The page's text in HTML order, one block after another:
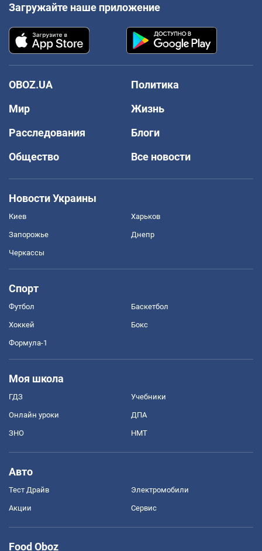
Загружайте наше приложение
OBOZ.UA
Политика
Мир
Жизнь
Расследования
Блоги
Общество
Все новости
Новости Украины
Киев Харьков
Запорожье Днепр
Черкассы
Спорт
Футбол Баскетбол
Хоккей Бокс
Формула-1
Моя школа
ГДЗ Учебники
Онлайн уроки ДПА
ЗНО НМТ
Авто
Тест Драйв Электромобили
Акции Сервис
Food Oboz